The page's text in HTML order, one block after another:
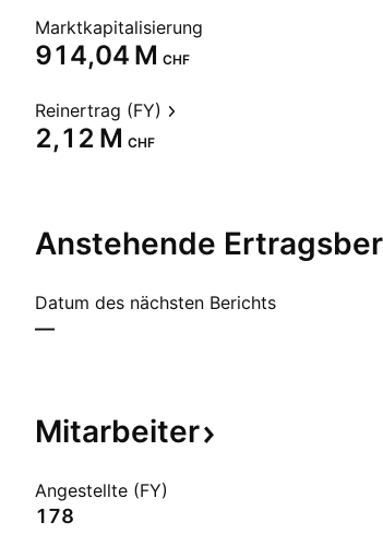
Marktkapitalisierung
‪914,04 M‬ CHF
Reinertrag (FY)
‪2,12 M‬ CHF
Anstehende
Datum des nächsten Berichts
—
Mitarbeiter
Angestellte (FY)
178